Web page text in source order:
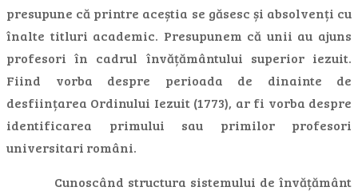
presupune că printre aceștia se găsesc și absolvenți cu
înalte titluri academic. Presupunem că unii au ajuns
profesori în cadrul învățământului superior iezuit.
Fiind vorba despre perioada de dinainte de
desființarea Ordinului Iezuit (1773), ar fi vorba despre
identificarea primului sau primilor profesori
universitari români.
Cunoscând structura sistemului de învățământ